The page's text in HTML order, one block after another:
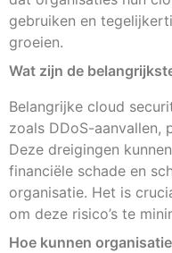
gebruiken en
groeien.
Wat zijn de
Belangrijke cloud
zoals DDoS-aanvallen,
Deze dreigingen
financiële schade en
organisatie. Het is
om deze risico’s te
Hoe kunnen